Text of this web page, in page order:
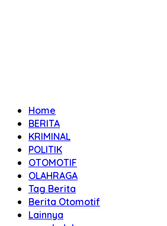
Home
BERITA
KRIMINAL
POLITIK
OTOMOTIF
OLAHRAGA
Tag Berita
Berita Otomotif
Lainnya